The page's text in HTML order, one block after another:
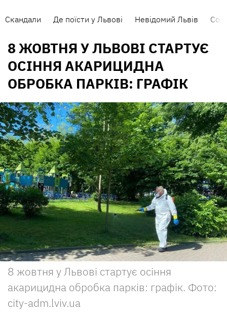
Скандали Де поїсти у Львові Невідомий Львів
8 ЖОВТНЯ У ЛЬВОВІ СТАРТУЄ
ОСІННЯ АКАРИЦИДНА
ОБРОБКА ПАРКІВ: ГРАФІК
8 жовтня у Львові стартує осіння
акарицидна обробка парків: графік. Фото:
city-adm.lviv.ua